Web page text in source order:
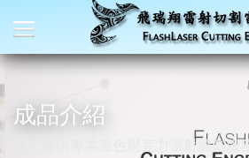
成品介紹
我們提供專業黑色壓克力雷射雕刻服